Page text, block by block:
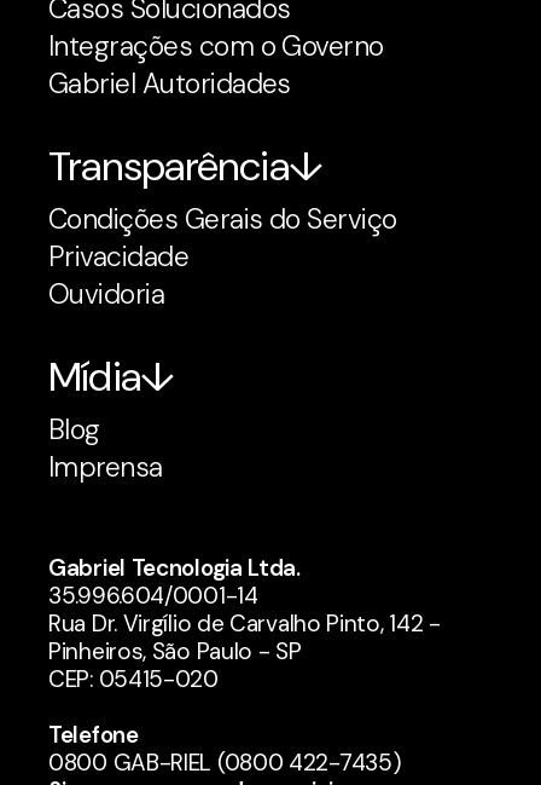
Casos Solucionados
Integrações com o Governo
Gabriel Autoridades
Transparência
Condições Gerais do Serviço
Privacidade
Ouvidoria
Mídia
Blog
Imprensa
Gabriel Tecnologia Ltda.
35.996.604/0001-14
Rua Dr. Virgílio de Carvalho Pinto, 142 -
Pinheiros, São Paulo - SP
CEP: 05415-020
Telefone
0800 GAB-RIEL (0800 422-7435)